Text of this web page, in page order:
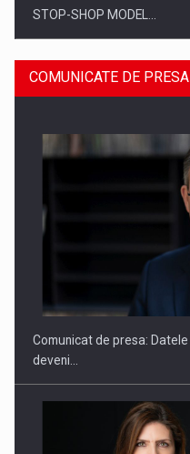
STOP-SHOP MODEL…
ROOTED IN ROMANIA,
COMUNICATE DE PRESA
Comunicat de presa:
deveni…